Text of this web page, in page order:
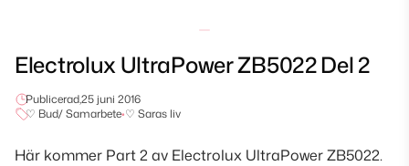
Electrolux UltraPower ZB5022 Del 2
Publicerad,25 juni 2016
♡ Bud/ Samarbete•♡ Saras liv
Här kommer Part 2 av Electrolux UltraPower ZB5022.